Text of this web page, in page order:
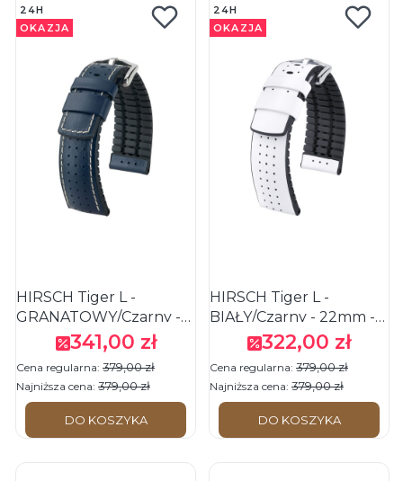
24H
OKAZJA
HIRSCH Tiger L -
GRANATOWY/Czarny -
20mm - Skórzano-
kauczukowy pasek do
zegarka
Cena promocyjna
341,00 zł
Cena regularna: 379,00 zł
Najniższa cena: 379,00 zł
DO KOSZYKA
24H
OKAZJA
HIRSCH Tiger L -
BIAŁY/Czarny - 22mm -
Skórzano-kauczukowy
pasek do zegarka
Cena promocyjna
322,00 zł
Cena regularna: 379,00 zł
Najniższa cena: 379,00 zł
DO KOSZYKA